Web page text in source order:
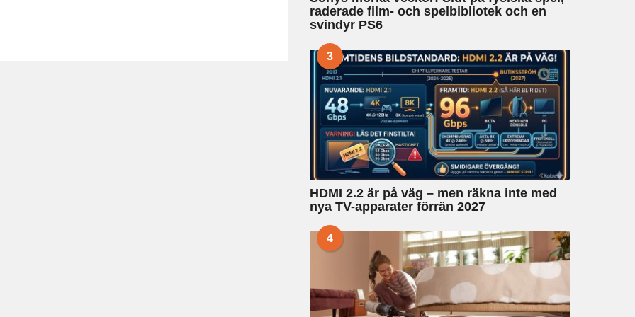
raderade film- och spelbibliotek och en
svindyr PS6
3
HDMI 2.2 är på väg – men räkna inte med
nya TV-apparater förrän 2027
4